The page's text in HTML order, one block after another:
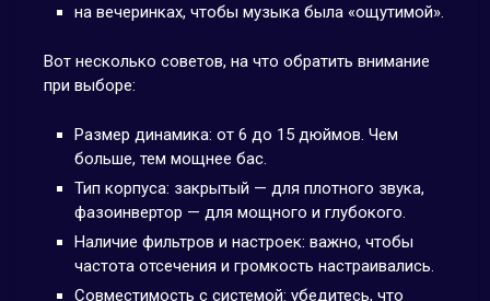
на вечеринках, чтобы музыка была «ощутимой».
Вот несколько советов, на что обратить внимание
при выборе:
Размер динамика: от 6 до 15 дюймов. Чем
больше, тем мощнее бас.
Тип корпуса: закрытый — для плотного звука,
фазоинвертор — для мощного и глубокого.
Наличие фильтров и настроек: важно, чтобы
частота отсечения и громкость настраивались.
Совместимость с системой: убедитесь, что